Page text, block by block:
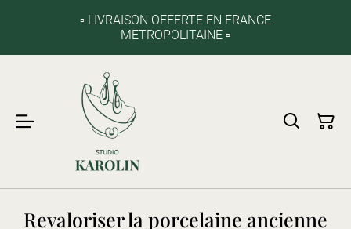
▫️ LIVRAISON OFFERTE EN FRANCE
METROPOLITAINE ▫️
Revaloriser la porcelaine ancienne